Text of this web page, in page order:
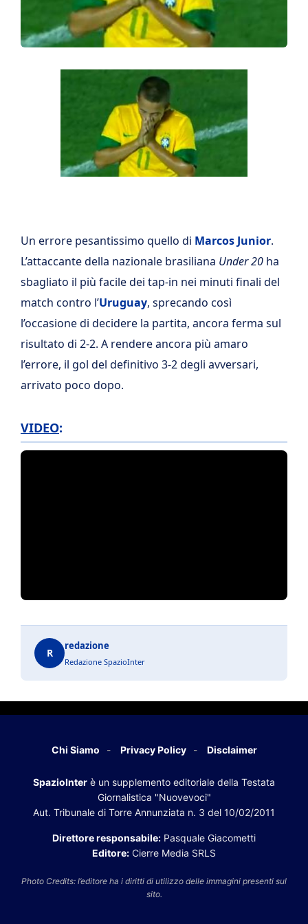
Un errore pesantissimo quello di Marcos Junior.
L’attaccante della nazionale brasiliana Under 20 ha
sbagliato il più facile dei tap-in nei minuti finali del
match contro l’Uruguay, sprecando così
l’occasione di decidere la partita, ancora ferma sul
risultato di 2-2. A rendere ancora più amaro
l’errore, il gol del definitivo 3-2 degli avversari,
arrivato poco dopo.
VIDEO:
R
redazione
Redazione SpazioInter
Chi Siamo Privacy Policy Disclaimer
SpazioInter è un supplemento editoriale della Testata
Giornalistica "Nuovevoci"
Aut. Tribunale di Torre Annunziata n. 3 del 10/02/2011
Direttore responsabile: Pasquale Giacometti
Editore: Cierre Media SRLS
Photo Credits: l’editore ha i diritti di utilizzo delle immagini presenti sul
sito.